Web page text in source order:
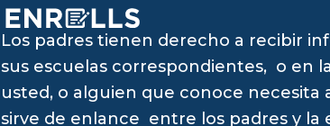
Los padres tienen derecho a recibir
sus escuelas correspondientes, o en
usted, o alguien que conoce necesita
sirve de enlance entre los padres y la